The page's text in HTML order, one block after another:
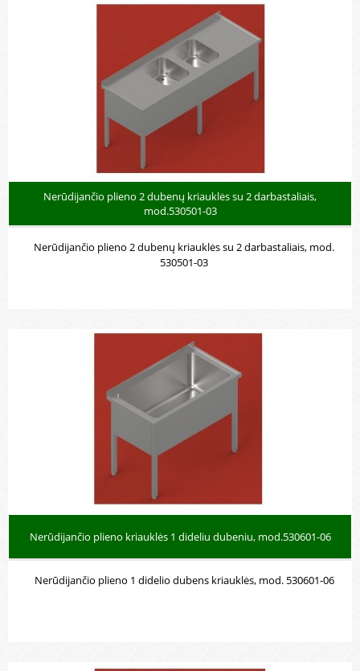
Nerūdijančio plieno 2 dubenų kriauklės su 2 darbastaliais,
mod.530501-03
Nerūdijančio plieno 2 dubenų kriauklės su 2 darbastaliais, mod.
530501-03
Nerūdijančio plieno kriauklės 1 dideliu dubeniu, mod.530601-06
Nerūdijančio plieno 1 didelio dubens kriauklės, mod. 530601-06